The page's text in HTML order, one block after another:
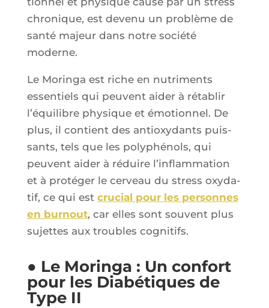
chro­nique, est deve­nu un pro­blème de
san­té majeur dans notre socié­té
moderne.
Le Morin­ga est riche en nutri­ments
essen­tiels qui peuvent aider à réta­blir
l’é­qui­libre phy­sique et émo­tion­nel. De
plus, il contient des anti­oxy­dants puis­
sants, tels que les poly­phé­nols, qui
peuvent aider à réduire l’in­flam­ma­tion
et à pro­té­ger le cer­veau du stress oxy­da­
tif, ce qui est cru­cial pour les per­sonnes
en bur­nout, car elles sont sou­vent plus
sujettes aux troubles cognitifs.
● Le Moringa : Un confort
pour les Diabétiques de
Type II